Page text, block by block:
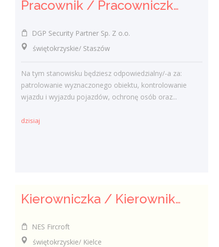
Pracownik / Pracowniczka Ochrony z Pozwoleniem na Broń
DGP Security Partner Sp. Z o.o.
świętokrzyskie/ Staszów
Na tym stanowisku będziesz odpowiedzialny/-a za:
patrolowanie wyznaczonego obiektu, kontrolowanie
wjazdu i wyjazdu pojazdów, ochronę osób oraz...
dzisiaj
Kierowniczka / Kierownik projektu – Elektroenergetyka
NES Fircroft
świętokrzyskie/ Kielce